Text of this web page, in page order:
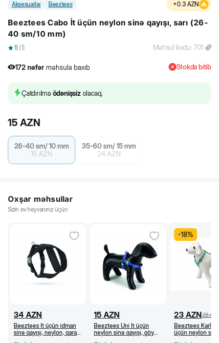
Aksesuarlar Beeztees +0.3 AZN
Beeztees Cabo İt üçün neylon sinə qayışı, sarı (26-
40 sm/10 mm)
5 (1) Məhsul kodu:701
172 nəfər məhsula baxıb
172 nəfər məhsula baxıb
Stokda bitib
Çatdırılma ödənişsizolacaq.
15 AZN
26-40 sm/ 10 mm
15 AZN
35-60 sm/ 15 mm
24 AZN
Oxşar məhsullar
Sizin ev heyvanınız üçün
34 AZN
Beeztees İt üçün idman
sinə qayışı, neylon, qara
15 AZN
Beeztees Uni İt üçün
neylon sinə qayışı, göy
-18%
23 AZN28
Beeztees Karlie
üçün neylon sinə